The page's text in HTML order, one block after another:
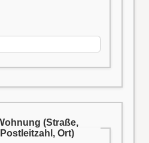
(Straße,
Ort)